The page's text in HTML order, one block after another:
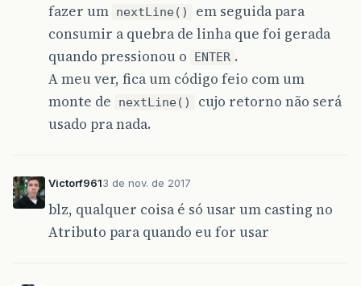
fazer um nextLine()
em seguida para
consumir a quebra de linha que foi gerada
quando pressionou o
ENTER .
A meu ver, fica um código feio com um
monte de
nextLine()
cujo retorno não será
usado pra nada.
Victorf9613 de nov. de 2017
blz, qualquer coisa é só usar um casting no
Atributo para quando eu for usar